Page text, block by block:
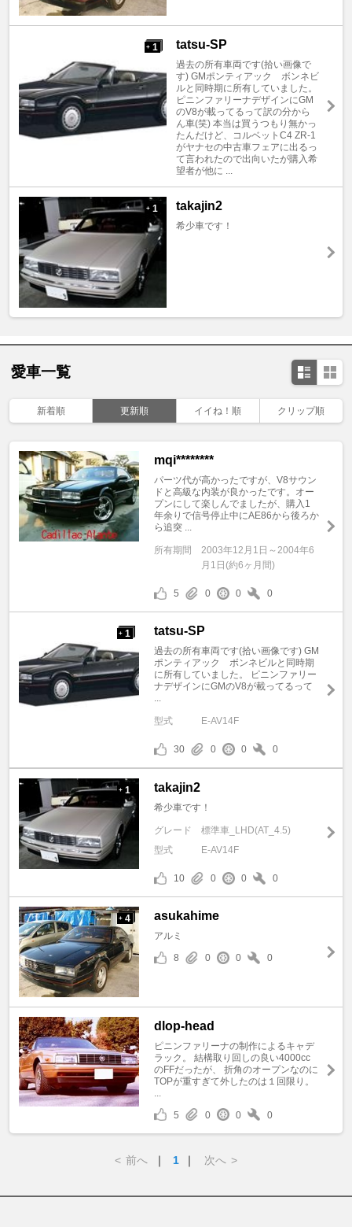
+ 1 tatsu-SP
過去の所有車両です(拾い画像で
す) GMポンティアック ボンネビ
ルと同時期に所有していました。
ピニンファリーナデザインにGM
のV8が載ってるって訳の分から
ん車(笑) 本当は買うつもり無かっ
たんだけど、コルベットC4 ZR-1
がヤナセの中古車フェアに出るっ
て言われたので出向いたが購入希
望者が他に ...
+ 1 takajin2
希少車です！
愛車一覧
新着順 更新順 イイね！順 クリップ順
mqi********
パーツ代が高かったですが、V8サウン
ドと高級な内装が良かったです。オー
プンにして楽しんでましたが、購入1
年余りで信号停止中にAE86から後ろか
ら追突 ...
所有期間
2003年12月1日～2004年6
月1日(約6ヶ月間)
5 0 0 0
+ 1 tatsu-SP
過去の所有車両です(拾い画像です) GM
ポンティアック ボンネビルと同時期
に所有していました。 ピニンファリー
ナデザインにGMのV8が載ってるって
...
型式 E-AV14F
30 0 0 0
+ 1 takajin2
希少車です！
グレード
標準車_LHD(AT_4.5)
型式
E-AV14F
10 0 0 0
+ 4 asukahime
アルミ
8
0 0 0
dlop-head
ピニンファリーナの制作によるキャデ
ラック。 結構取り回しの良い4000cc
のFFだったが、 折角のオープンなのに
TOPが重すぎて外したのは１回限り。
5
0 0 0
< 前へ ｜ 1 ｜ 次へ >